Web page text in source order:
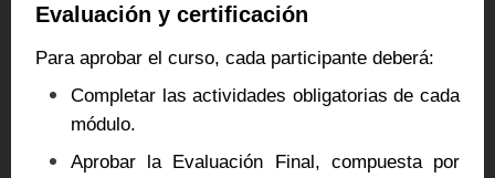
Evaluación y certificación
Para aprobar el curso, cada participante deberá:
Completar las actividades obligatorias de cada
módulo.
Aprobar la Evaluación Final, compuesta por